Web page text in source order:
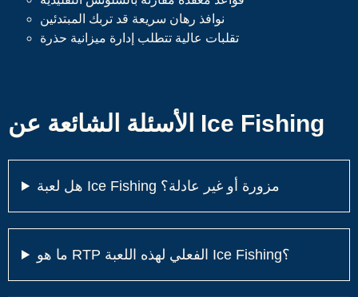
نوافذ رهان سريعة قد تربك المبتدئين
تقلبات عالية تتطلب إدارة ميزانية حذرة
الأسئلة الشائعة عن Ice Fishing
هل لعبة Ice Fishing مزورة أو غير عادلة؟
ما هو RTP الفعلي لهذه اللعبة Ice Fishing؟